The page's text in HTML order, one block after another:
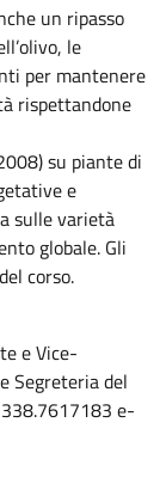
un ripasso
le
per mantenere
rispettandone
su piante di
e
sulle varietà
globale. Gli
corso.
e Vice-
Segreteria del
e-